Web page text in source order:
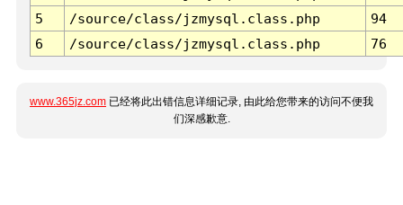
5
/source/class/jzmysql.class.php
94
6
/source/class/jzmysql.class.php 76
www.365jz.com 已经将此出错信息详细记录, 由此给您带来的访问不便我
们深感歉意.